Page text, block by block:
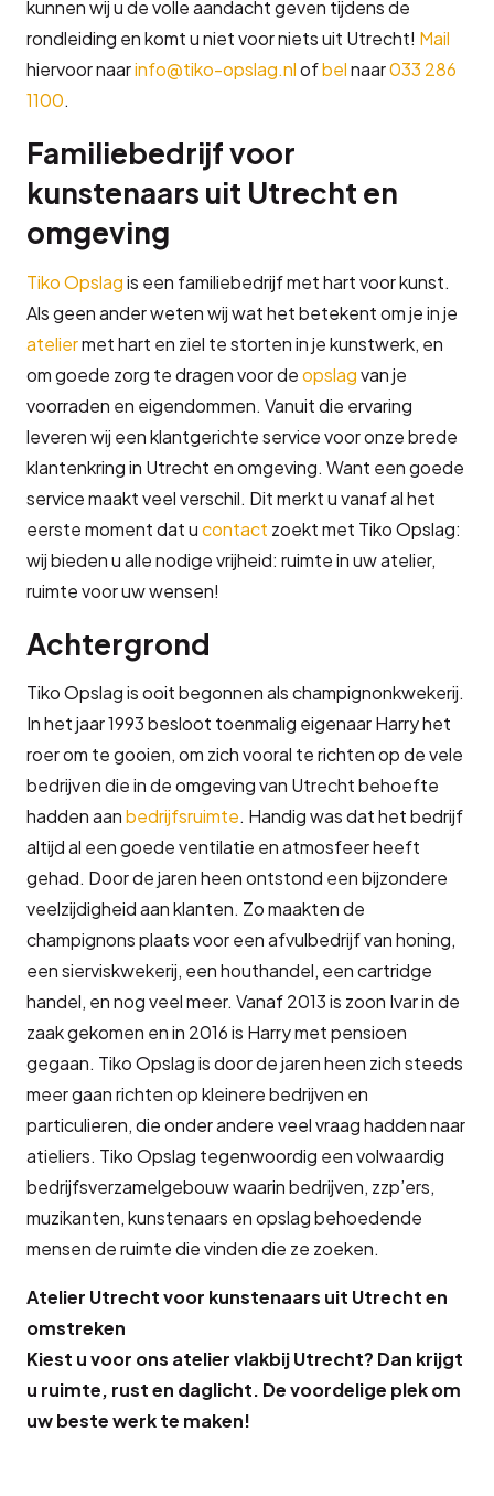
kunnen wij u de volle aandacht geven tijdens de
rondleiding en komt u niet voor niets uit Utrecht! Mail
hiervoor naarinfo@tiko-opslag.nlofbelnaar033 286
1100.
Familiebedrijf voor
kunstenaars uit Utrecht en
omgeving
Tiko Opslagis een familiebedrijf met hart voor kunst.
Als geen ander weten wij wat het betekent om je in je
ateliermet hart en ziel te storten in je kunstwerk, en
om goede zorg te dragen voor deopslagvan je
voorraden en eigendommen. Vanuit die ervaring
leveren wij een klantgerichte service voor onze brede
klantenkring in Utrecht en omgeving. Want een goede
service maakt veel verschil. Dit merkt u vanaf al het
eerste moment dat ucontact zoekt met Tiko Opslag:
wij bieden u alle nodige vrijheid: ruimte in uw atelier,
ruimte voor uw wensen!
Achtergrond
Tiko Opslag is ooit begonnen als champignonkwekerij.
In het jaar 1993 besloot toenmalig eigenaar Harry het
roer om te gooien, om zich vooral te richten op de vele
bedrijven die in de omgeving van Utrecht behoefte
hadden aanbedrijfsruimte. Handig was dat het bedrijf
altijd al een goede ventilatie en atmosfeer heeft
gehad. Door de jaren heen ontstond een bijzondere
veelzijdigheid aan klanten. Zo maakten de
champignons plaats voor een afvulbedrijf van honing,
een sierviskwekerij, een houthandel, een cartridge
handel, en nog veel meer. Vanaf 2013 is zoon Ivar in de
zaak gekomen en in 2016 is Harry met pensioen
gegaan. Tiko Opslag is door de jaren heen zich steeds
meer gaan richten op kleinere bedrijven en
particulieren, die onder andere veel vraag hadden naar
atieliers. Tiko Opslag tegenwoordig een volwaardig
bedrijfsverzamelgebouw waarin bedrijven, zzp’ers,
muzikanten, kunstenaars en opslag behoedende
mensen de ruimte die vinden die ze zoeken.
Atelier Utrecht voor kunstenaars uit Utrecht en
omstreken
Kiest u voor ons atelier vlakbij Utrecht? Dan krijgt
u ruimte, rust en daglicht. De voordelige plek om
uw beste werk te maken!